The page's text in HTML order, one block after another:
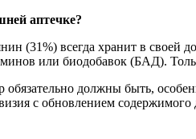
аптечке?
(31%) всегда хранит в своей
или биодобавок (БАД).
обязательно должны быть,
с обновлением